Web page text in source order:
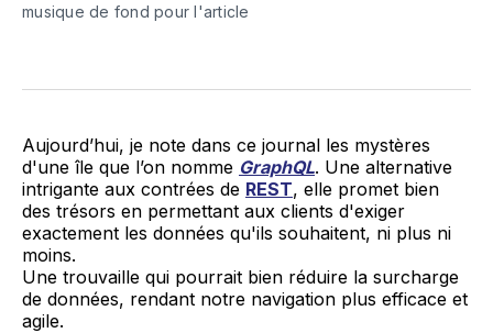
musique de fond pour l'article
Aujourd’hui, je note dans ce journal les mystères
d'une île que l’on nomme GraphQL. Une alternative
intrigante aux contrées de REST, elle promet bien
des trésors en permettant aux clients d'exiger
exactement les données qu'ils souhaitent, ni plus ni
moins.
Une trouvaille qui pourrait bien réduire la surcharge
de données, rendant notre navigation plus efficace et
agile.